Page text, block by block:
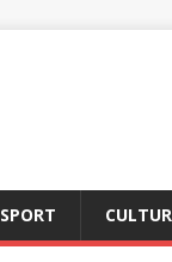
SPORT